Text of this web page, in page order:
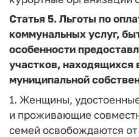
Статья 5.Льготы по
коммунальных услуг,
особенности
участков, находящихся
муниципальной
1. Женщины,
и проживающие
семей освобождаются